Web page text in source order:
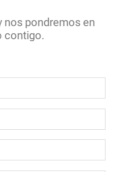
nos pondremos en
contigo.